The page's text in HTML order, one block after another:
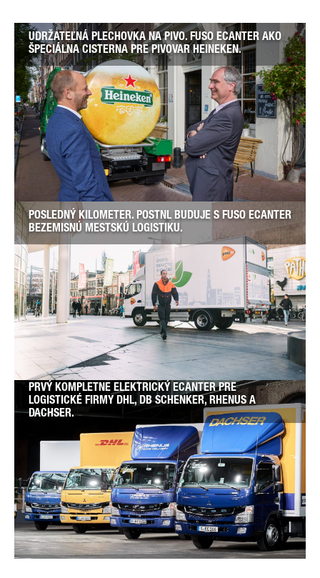
UDRŽATEĽNÁ PLECHOVKA NA PIVO. FUSO ECANTER AKO
ŠPECIÁLNA CISTERNA PRE PIVOVAR HEINEKEN.
POSLEDNÝ KILOMETER. POSTNL BUDUJE S FUSO ECANTER
BEZEMISNÚ MESTSKÚ LOGISTIKU.
PRVÝ KOMPLETNE ELEKTRICKÝ ECANTER PRE
LOGISTICKÉ FIRMY DHL, DB SCHENKER, RHENUS A
DACHSER.